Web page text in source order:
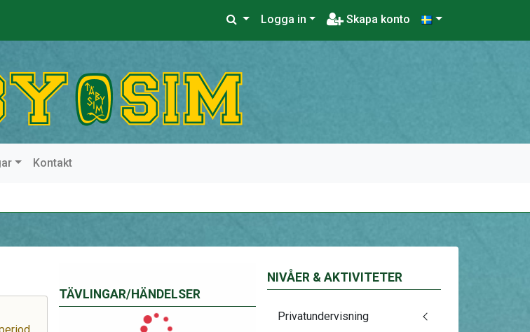
Logga in Skapa konto
Kontakt
TÄVLINGAR/HÄNDELSER
NIVÅER & AKTIVITETER
Privatundervisning